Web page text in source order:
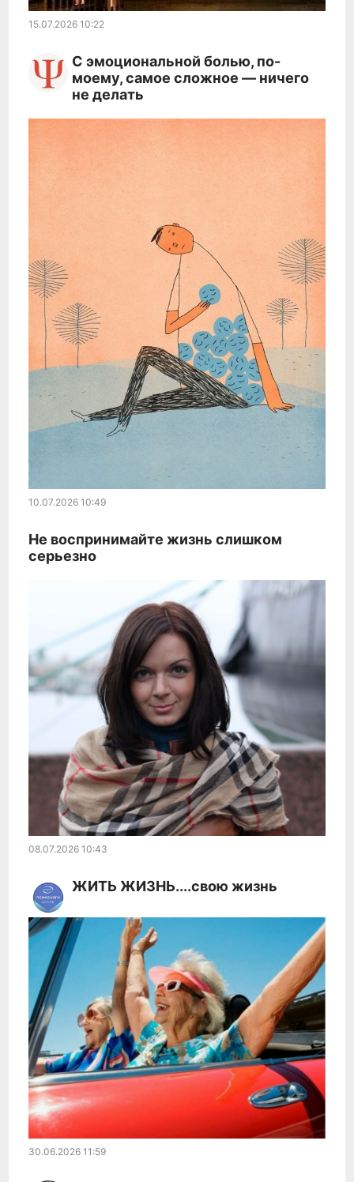
15.07.2026 10:22
С эмоциональной болью, по-
моему, самое сложное — ничего
не делать
10.07.2026 10:49
Не воспринимайте жизнь слишком
серьезно
08.07.2026 10:43
ЖИТЬ ЖИЗНЬ....свою жизнь
30.06.2026 11:59